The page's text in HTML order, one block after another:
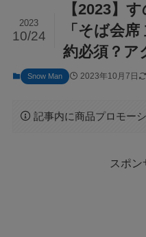
【2023】
「そば会
約必須？ア
2023
10/24
Snow Man 2023年10月7日
記事内に商品プロモー
スポン